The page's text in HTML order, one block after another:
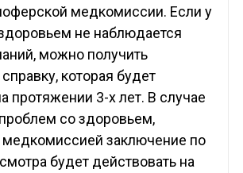
медкомиссии. Если у
не наблюдается
можно получить
которая будет
протяжении 3-х лет. В случае
со здоровьем,
медкомиссией заключение по
будет действовать на